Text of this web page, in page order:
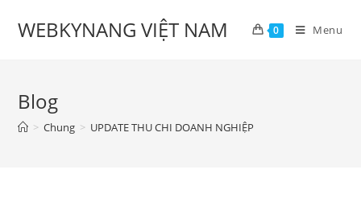
WEBKYNANG VIỆT NAM 0 Menu
Blog
> Chung > UPDATE THU CHI DOANH NGHIỆP